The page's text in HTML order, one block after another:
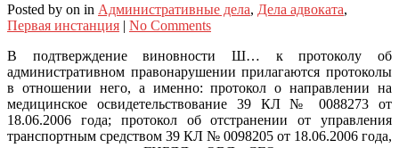
Posted by on in Административные дела, Дела адвоката,
Первая инстанция | No Comments
В подтверждение виновности Ш… к протоколу об
административном правонарушении прилагаются протоколы
в отношении него, а именно: протокол о направлении на
медицинское освидетельствование 39 КЛ № 0088273 от
18.06.2006 года; протокол об отстранении от управления
транспортным средством 39 КЛ № 0098205 от 18.06.2006 года,